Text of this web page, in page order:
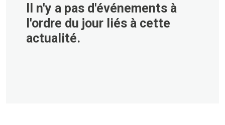
Il n'y a pas d'événements à
l'ordre du jour liés à cette
actualité.